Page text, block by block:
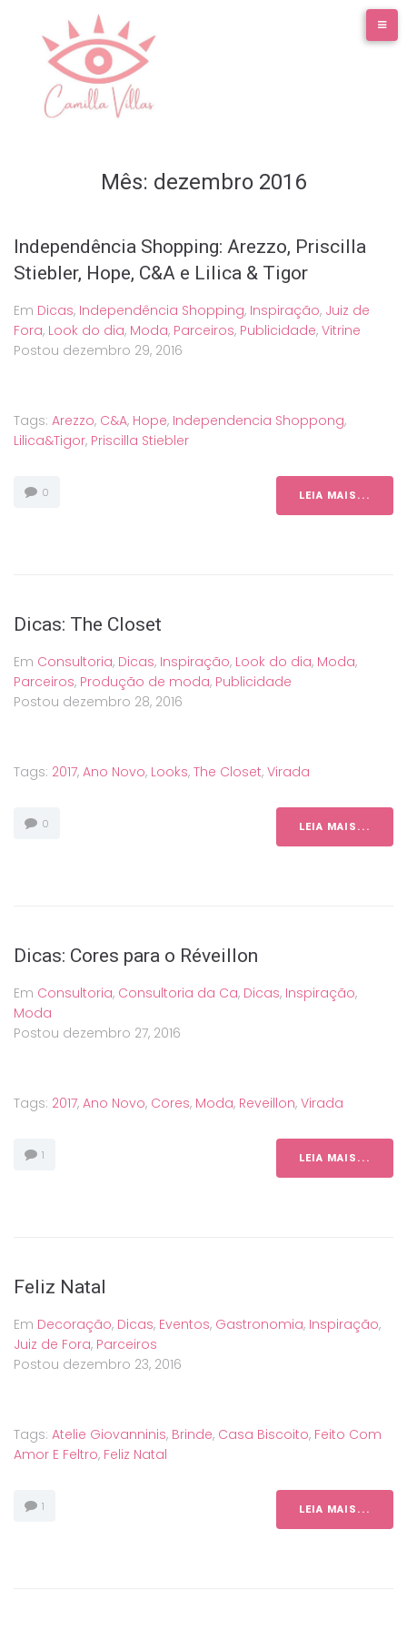
conteúdo
Mês: dezembro 2016
Independência Shopping: Arezzo, Priscilla
Stiebler, Hope, C&A e Lilica & Tigor
Em Dicas, Independência Shopping, Inspiração, Juiz de
Fora, Look do dia, Moda, Parceiros, Publicidade, Vitrine
Postou dezembro 29, 2016
Tags: Arezzo, C&A, Hope, Independencia Shoppong,
Lilica&tigor, Priscilla Stiebler
0 LEIA MAIS...
Dicas: The Closet
Em Consultoria, Dicas, Inspiração, Look do dia, Moda,
Parceiros, Produção de moda, Publicidade
Postou dezembro 28, 2016
Tags: 2017, Ano Novo, Looks, The Closet, Virada
0 LEIA MAIS...
Dicas: Cores para o Réveillon
Em Consultoria, Consultoria da Ca, Dicas, Inspiração,
Moda
Postou dezembro 27, 2016
Tags: 2017, Ano Novo, Cores, Moda, Reveillon, Virada
1 LEIA MAIS...
Feliz Natal
Em Decoração, Dicas, Eventos, Gastronomia, Inspiração,
Juiz de Fora, Parceiros
Postou dezembro 23, 2016
Tags: Atelie Giovanninis, Brinde, Casa Biscoito, Feito Com
Amor E Feltro, Feliz Natal
1 LEIA MAIS...